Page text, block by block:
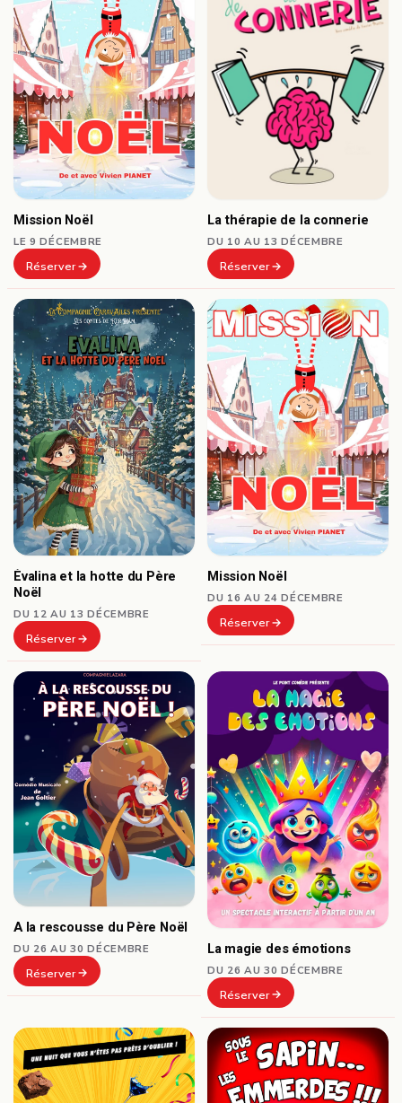
Mission Noël
LE 9 DÉCEMBRE
Réserver
La thérapie de la connerie
DU 10 AU 13 DÉCEMBRE
Réserver
Évalina et la hotte du Père
Noël
DU 12 AU 13 DÉCEMBRE
Réserver
Mission Noël
DU 16 AU 24 DÉCEMBRE
Réserver
A la rescousse du Père Noël
DU 26 AU 30 DÉCEMBRE
Réserver
La magie des émotions
DU 26 AU 30 DÉCEMBRE
Réserver